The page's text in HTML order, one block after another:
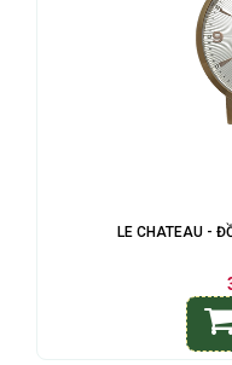
LE CHATEAU -